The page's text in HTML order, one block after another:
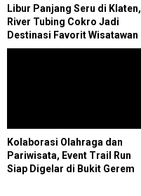
Libur Panjang Seru di Klaten,
River Tubing Cokro Jadi
Destinasi Favorit Wisatawan
Kolaborasi Olahraga dan
Pariwisata, Event Trail Run
Siap Digelar di Bukit Gerem